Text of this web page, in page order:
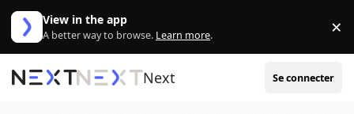
Aller au contenu
View in the app
A better way to browse. Learn more. ×
Next Se connecter